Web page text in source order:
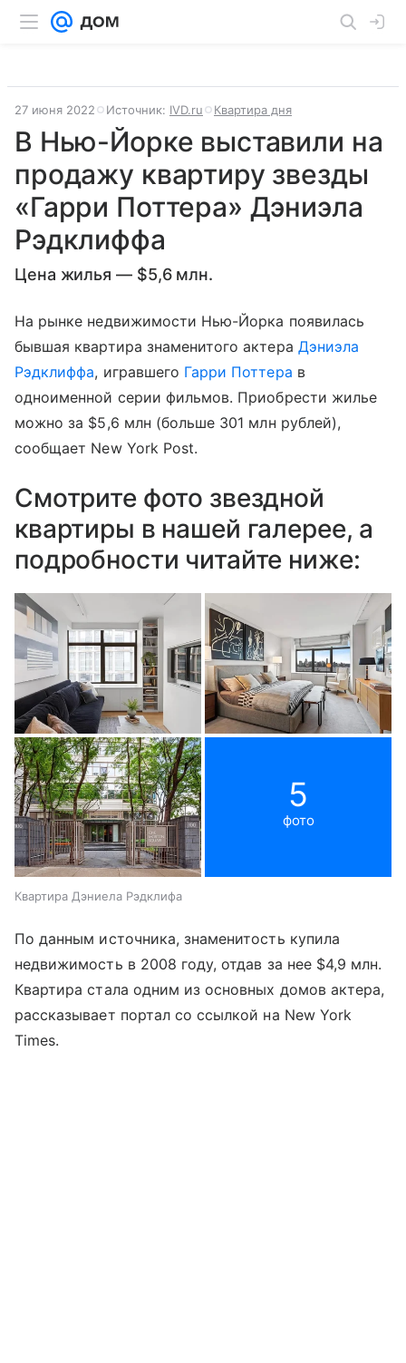
27 июня 2022 Источник: IVD.ru Квартира дня
В Нью-Йорке выставили на
продажу квартиру звезды
«Гарри Поттера» Дэниэла
Рэдклиффа
Цена жилья — $5,6 млн.
На рынке недвижимости Нью-Йорка появилась
бывшая квартира знаменитого актера Дэниэла
Рэдклиффа, игравшего Гарри Поттера в
одноименной серии фильмов. Приобрести жилье
можно за $5,6 млн (больше 301 млн рублей),
сообщает New York Post.
Смотрите фото звездной
квартиры в нашей галерее, а
подробности читайте ниже:
5
фото
Квартира Дэниела Рэдклифа
По данным источника, знаменитость купила
недвижимость в 2008 году, отдав за нее $4,9 млн.
Квартира стала одним из основных домов актера,
рассказывает портал со ссылкой на New York
Times.